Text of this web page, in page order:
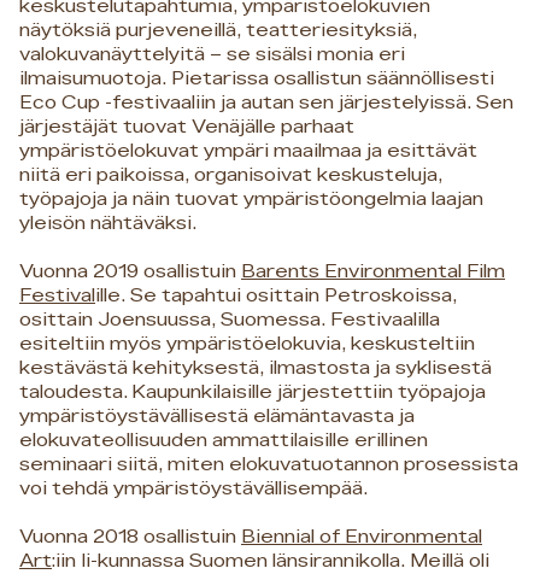
keskustelutapahtumia, ympäristöelokuvien
näytöksiä purjeveneillä, teatteriesityksiä,
valokuvanäyttelyitä – se sisälsi monia eri
ilmaisumuotoja. Pietarissa osallistun säännöllisesti
Eco Cup -festivaaliin ja autan sen järjestelyissä. Sen
järjestäjät tuovat Venäjälle parhaat
ympäristöelokuvat ympäri maailmaa ja esittävät
niitä eri paikoissa, organisoivat keskusteluja,
työpajoja ja näin tuovat ympäristöongelmia laajan
yleisön nähtäväksi.
Vuonna 2019 osallistuin Barents Environmental Film
Festival ille. Se tapahtui osittain Petroskoissa,
osittain Joensuussa, Suomessa. Festivaalilla
esiteltiin myös ympäristöelokuvia, keskusteltiin
kestävästä kehityksestä, ilmastosta ja syklisestä
taloudesta. Kaupunkilaisille järjestettiin työpajoja
ympäristöystävällisestä elämäntavasta ja
elokuvateollisuuden ammattilaisille erillinen
seminaari siitä, miten elokuvatuotannon prosessista
voi tehdä ympäristöystävällisempää.
Vuonna 2018 osallistuin Biennial of Environmental
Art:iin Ii-kunnassa Suomen länsirannikolla. Meillä oli